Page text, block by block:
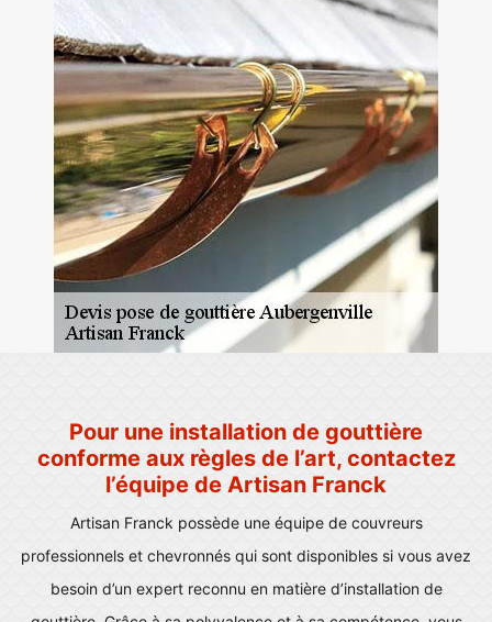
Pour une installation de gouttière
conforme aux règles de l’art, contactez
l’équipe de Artisan Franck
Artisan Franck possède une équipe de couvreurs
professionnels et chevronnés qui sont disponibles si vous avez
besoin d’un expert reconnu en matière d’installation de